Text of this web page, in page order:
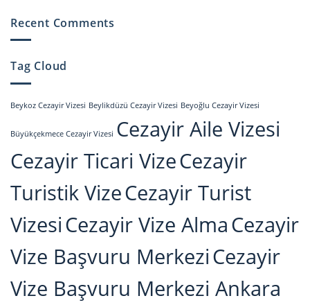
için
için
Hazır!
Recent Comments
Tag Cloud
Beykoz Cezayir Vizesi Beylikdüzü Cezayir Vizesi Beyoğlu Cezayir Vizesi
Büyükçekmece Cezayir Vizesi Cezayir Aile Vizesi
Cezayir Ticari VizeCezayir
Turistik VizeCezayir Turist
VizesiCezayir Vize AlmaCezayir
Vize Başvuru MerkeziCezayir
Vize Başvuru Merkezi Ankara